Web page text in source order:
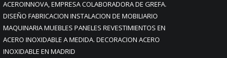
ACEROINNOVA, EMPRESA COLABORADORA DE GREFA.
DISEÑO FABRICACION INSTALACION DE MOBILIARIO
MAQUINARIA MUEBLES PANELES REVESTIMIENTOS EN
ACERO INOXIDABLE A MEDIDA. DECORACION ACERO
INOXIDABLE EN MADRID